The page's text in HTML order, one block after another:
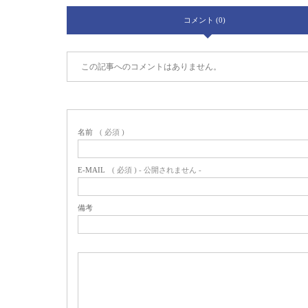
コメント (0)
この記事へのコメントはありません。
名前 ( 必須 )
E-MAIL ( 必須 ) - 公開されません -
備考